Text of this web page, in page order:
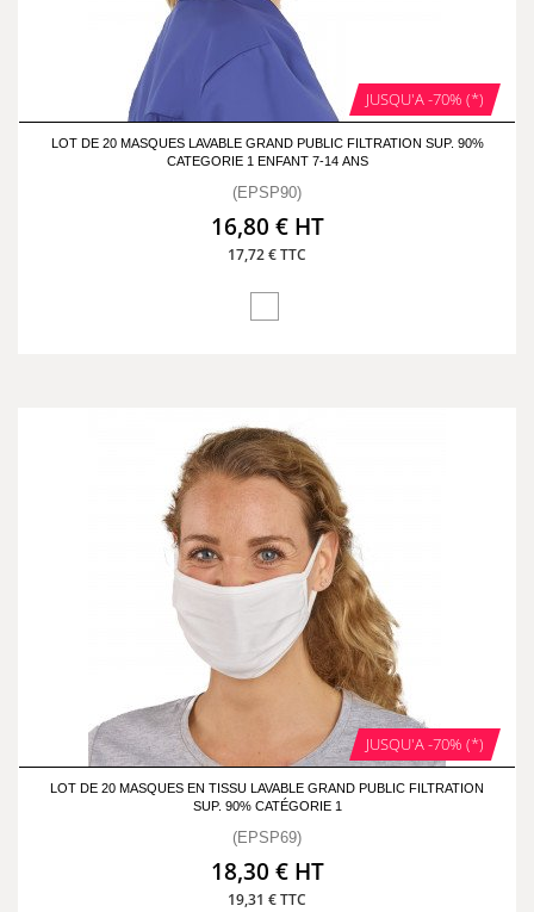
JUSQU'A -70% (*)
LOT DE 20 MASQUES LAVABLE GRAND PUBLIC FILTRATION SUP. 90%
CATEGORIE 1 ENFANT 7-14 ANS
(EPSP90)
16,80 € HT
17,72 € TTC
JUSQU'A -70% (*)
LOT DE 20 MASQUES EN TISSU LAVABLE GRAND PUBLIC FILTRATION
SUP. 90% CATÉGORIE 1
(EPSP69)
18,30 € HT
19,31 € TTC